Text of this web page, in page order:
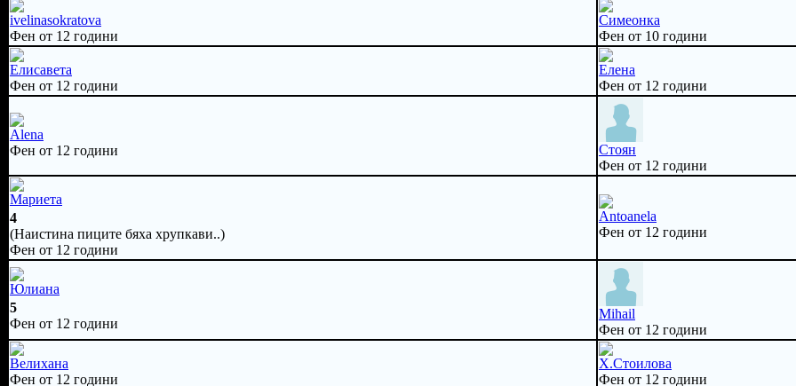
ivelinasokratova
Фен от 12 години
Симеонка
Фен от 10 години
Елисавета
Фен от 12 години
Елена
Фен от 12 години
Alena
Фен от 12 години
Стоян
Фен от 12 години
Мариета
4
(Наистина пиците бяха хрупкави..)
Фен от 12 години
Antoanela
Фен от 12 години
Юлиана
5
Фен от 12 години
Mihail
Фен от 12 години
Велихана
Фен от 12 години
Х.Стоилова
Фен от 12 години